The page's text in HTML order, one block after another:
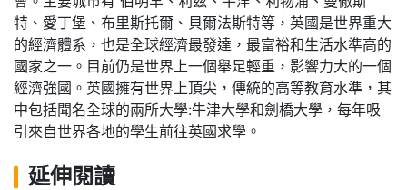
特、愛丁堡、布里斯托爾、貝爾法斯特等，英國是世界重大
的經濟體系，也是全球經濟最發達，最富裕和生活水準高的
國家之一。目前仍是世界上一個舉足輕重，影響力大的一個
經濟強國。英國擁有世界上頂尖，傳統的高等教育水準，其
中包括聞名全球的兩所大學:牛津大學和劍橋大學，每年吸
引來自世界各地的學生前往英國求學。
延伸閱讀